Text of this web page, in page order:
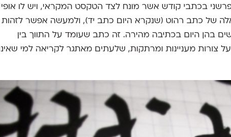
בכתבי קודש אשר מונח לצד הטקסט המקראי, ויש לו אופי
לאלה של כתב רהוט (שנקרא היום כתב יד), ולמעשה אפשר לזהות
בהן היום בכתיבה מהירה. זה כתב שעומד על התווך בין
צורות מעניינות ומרתקות, שלעתים מאתגר לקריאה למי שאינו